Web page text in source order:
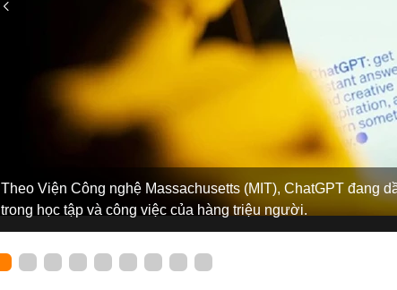
Theo Viện Công nghệ Massachusetts (MIT), ChatGPT đang
trong học tập và công việc của hàng triệu người.